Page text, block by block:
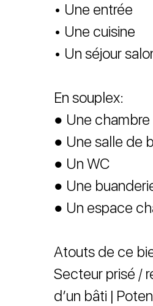
• Une entrée
• Une cuisine
• Un séjour
En souplex:
● Une chambre
● Une salle de
● Un WC
● Une
● Un espace
Atouts de ce
Secteur prisé /
d’un bâti |